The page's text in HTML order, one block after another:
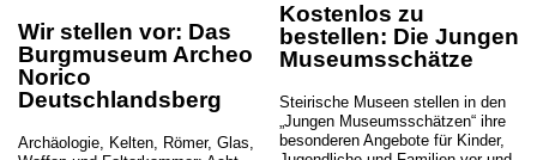
Wir stellen vor: Das
Burgmuseum Archeo
Norico
Deutschlandsberg
Archäologie, Kelten, Römer, Glas,
Kostenlos zu
bestellen: Die Jungen
Museumsschätze
Steirische Museen stellen in den
„Jungen Museumsschätzen“ ihre
besonderen Angebote für Kinder,